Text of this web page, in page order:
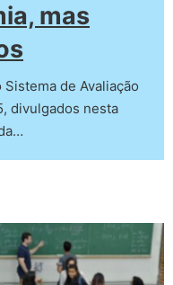
mas
de Avaliação
divulgados nesta